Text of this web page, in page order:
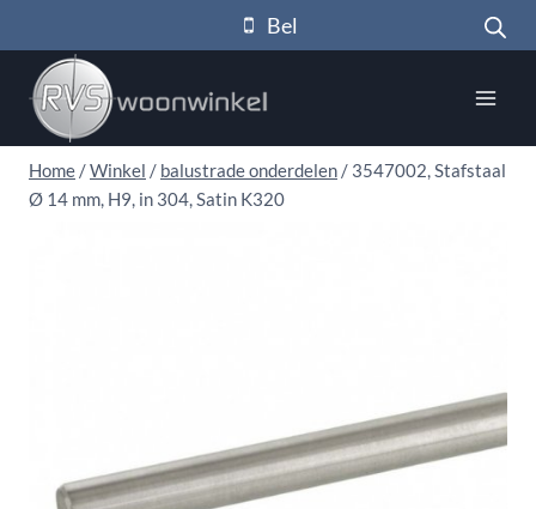
naar
inhoud
Bel
Home /Winkel / balustrade onderdelen / 3547002, Stafstaal
Ø 14 mm, H9, in 304, Satin K320